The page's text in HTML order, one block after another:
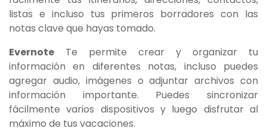
listas e incluso tus primeros borradores con las
notas clave que hayas tomado.
Evernote Te permite crear y organizar tu
información en diferentes notas, incluso puedes
agregar audio, imágenes o adjuntar archivos con
información importante. Puedes sincronizar
fácilmente varios dispositivos y luego disfrutar al
máximo de tus vacaciones.